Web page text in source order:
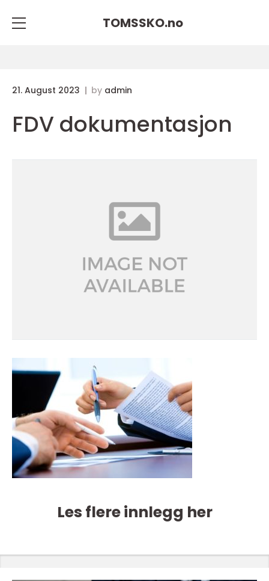
TOMSSKO.no
21. August 2023 by admin
FDV dokumentasjon
Les flere innlegg her